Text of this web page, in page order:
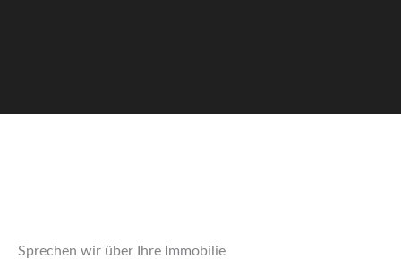
Sprechen wir über Ihre Immobilie